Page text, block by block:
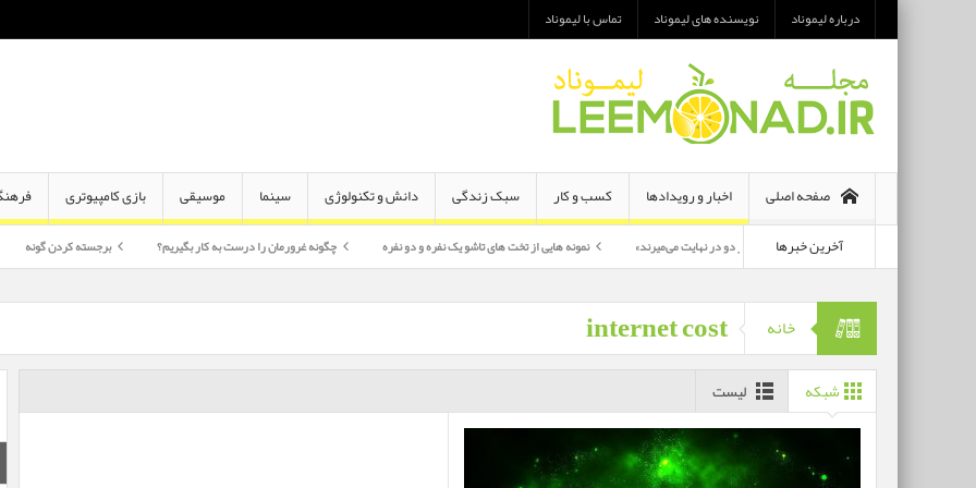
درباره لیموناد نویسنده های لیموناد تماس با لیموناد
صفحه اصلی اخبار و رویدادها کسب و کار سبک زندگی دانش و تکنولوژی سینما موسیقی بازی کامپیوتری
آخرین خبرها
معرفی رمان «هر دو در نهایت می‌میرند» نمونه هایی از تخت های تاشو یک نفره و دو نفره چگونه غرورمان را درست به کار بگیریم؟ برجسته کردن گونه اختلاف
خانه internet cost
شبکه لیست